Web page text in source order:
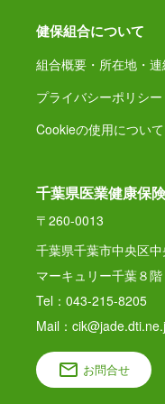
健保組合について
組合概要・所在地・
プライバシーポリシー
Cookieの使用について
千葉県医業健康保
〒260-0013
千葉県千葉市中央区
マーキュリー千葉８階
Tel：043-215-8205
Mail：
お問合せ